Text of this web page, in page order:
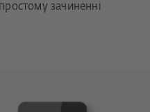
зачиненні